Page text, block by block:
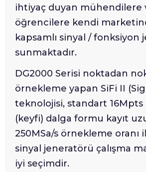
ihtiyaç duyan mühendilere
öğrencilere kendi
kapsamlı sinyal / fonksiyon
sunmaktadır.
DG2000 Serisi noktadan
örnekleme yapan SiFi II
teknolojisi, standart
(keyfi) dalga formu kayıt
250MSa/s örnekleme oranı
sinyal jeneratörü çalışma
iyi seçimdir.